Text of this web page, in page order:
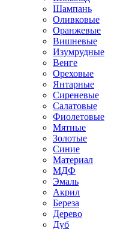
Шампань
Оливковые
Оранжевые
Вишневые
Изумрудные
Венге
Ореховые
Янтарные
Сиреневые
Салатовые
Фиолетовые
Мятные
Золотые
Синие
Материал
МДФ
Эмаль
Акрил
Береза
Дерево
Дуб